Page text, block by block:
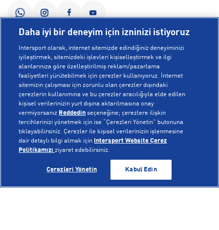
KURUMSAL
Hakkımızda
Mağazalarımız
Bilgi Toplumu Hizmetleri
Gizlilik Politikası
İşlem Rehberi
Kampanyalar
Çerez Politikası
YARDIM
Sipariş Takibi
İptal & İade
Sıkça Sorulan Sorular
Yetkili Servis Listesi
Bize Ulaşın
POPÜLER KOLEKSİYONLAR
Voleybol Milli Takım Formaları
New Balance 408
Nike Initiator
Daha iyi bir deneyim için izninizi istiyoruz
Intersport olarak, internet sitemizde edindiğiniz deneyiminizi
iyileştirmek, sitemizdeki işlevleri kişiselleştirmek ve ilgi
alanlarınıza göre özelleştirilmiş reklam/pazarlama
faaliyetleri yürütebilmek için çerezler kullanıyoruz. İnternet
sitemizin çalışması için zorunlu olan çerezler dışındaki
çerezlerin kullanımına ve bu çerezler aracılığıyla elde edilen
kişisel verilerinizin yurt dışına aktarılmasına onay
vermiyorsanız Reddedin seçeneğine; çerezlere ilişkin
tercihlerinizi yönetmek için ise “Çerezleri Yönetin” butonuna
tıklayabilirsiniz. Çerezler ile kişisel verilerinizin işlenmesine
dair detaylı bilgi almak için
Intersport Website Çerez
Politikamızıziyaret edebilirsiniz.
Çerezleri Yönetin Kabul Edin